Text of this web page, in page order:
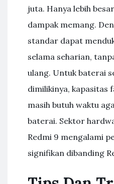
juta. Hanya lebih
dampak memang.
standar dapat
selama seharian,
ulang. Untuk baterai
dimilikinya, kapasitas
masih butuh waktu
baterai. Sektor
Redmi 9 mengalami
signifikan dibanding